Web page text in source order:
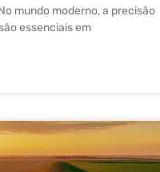
mundo moderno, a precisão
essenciais em